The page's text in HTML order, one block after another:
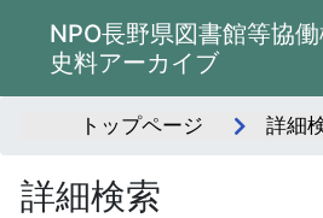
NPO長野県図書館等協
史料アーカイブ
トップページ 詳細
詳細検索